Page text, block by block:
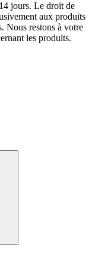
jours. Le droit de
aux produits
Nous restons à votre
les produits.